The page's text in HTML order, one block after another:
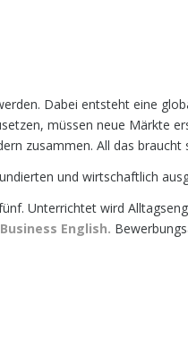
Dabei entsteht eine
müssen neue Märkte
zusammen. All das braucht
und wirtschaftlich
Unterrichtet wird
Business English.